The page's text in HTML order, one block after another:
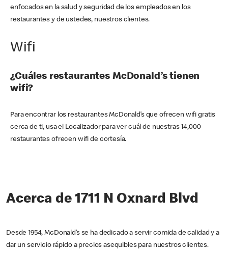
enfocados en la salud y seguridad de los empleados en los
restaurantes y de ustedes, nuestros clientes.
Wifi
¿Cuáles restaurantes McDonald’s tienen
wifi?
Para encontrar los restaurantes McDonald’s que ofrecen wifi gratis
cerca de ti, usa el Localizador para ver cuál de nuestras 14,000
restaurantes ofrecen wifi de cortesía.
Acerca de 1711 N Oxnard Blvd
Desde 1954, McDonald’s se ha dedicado a servir comida de calidad y a
dar un servicio rápido a precios asequibles para nuestros clientes.